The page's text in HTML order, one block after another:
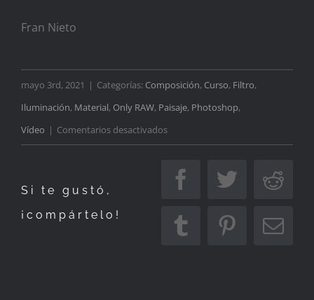
Fran Nieto
mayo 3rd, 2021 | Categorías: Composición, Curso, Filtro,
Iluminación, Material, Only RAW, Paisaje, Photoshop,
Vídeo | Comentarios desactivadosen
un
libro!
Si te gustó,
¡compártelo!
FacebookTwitter
TumblrPinterest